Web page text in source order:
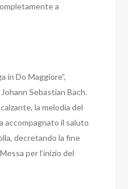
a
in Do Maggiore”,
Sebastian Bach.
la melodia del
accompagnato il saluto
decretando la fine
per l’inizio del